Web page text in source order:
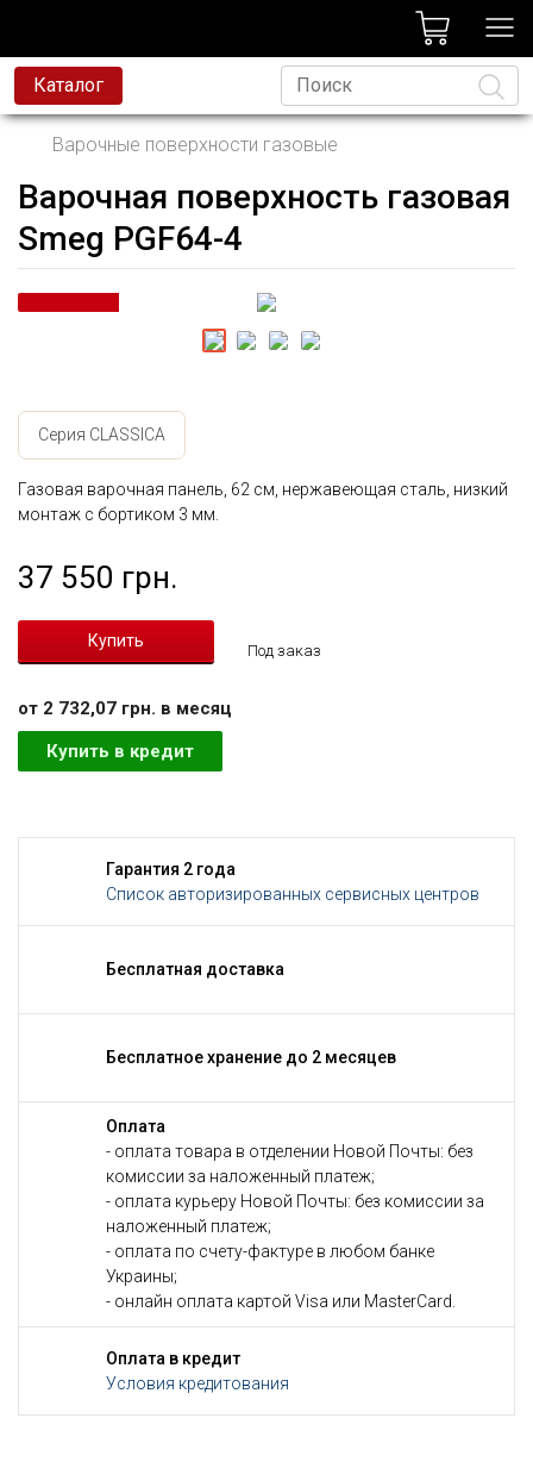
Каталог
Язык
Варочные поверхности газовые
Варочная поверхность газовая
Smeg PGF64-4
Серия CLASSICA
Газовая варочная панель, 62 см, нержавеющая сталь, низкий
монтаж с бортиком 3 мм.
37 550 грн.
Под заказ
от 2 732,07 грн. в месяц
Купить в кредит
Гарантия 2 года
Список авторизированных сервисных центров
Бесплатная доставка
Бесплатное хранение до 2 месяцев
Оплата
- оплата товара в отделении Новой Почты: без
комиссии за наложенный платеж;
- оплата курьеру Новой Почты: без комиссии за
наложенный платеж;
- оплата по счету-фактуре в любом банке
Украины;
- онлайн оплата картой Visa или MasterCard.
Оплата в кредит
Условия кредитования